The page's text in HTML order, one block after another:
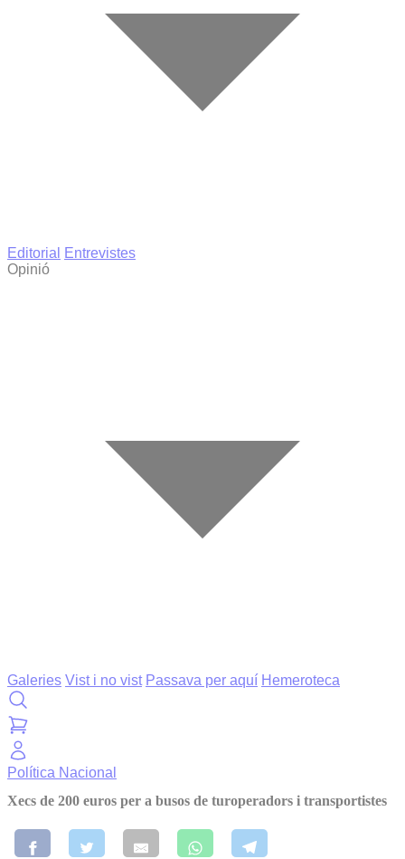
Editorial
Entrevistes
Opinió
Galeries Vist i no vist Passava per aquí Hemeroteca
Política Nacional
Xecs de 200 euros per a busos de turoperadors i transportistes